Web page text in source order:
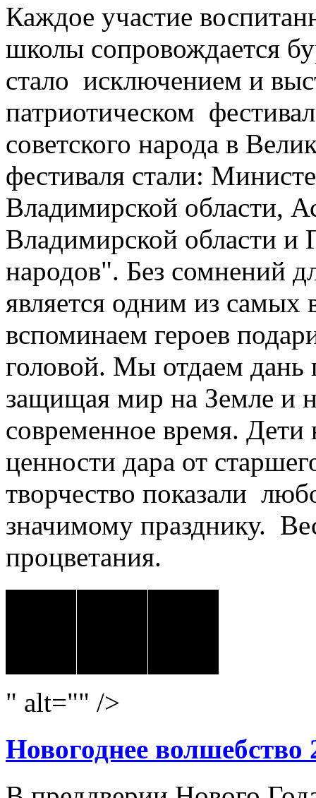
Каждое участие
школы сопровождается
стало исключением и
патриотическом
советского народа в
фестиваля стали:
Владимирской области,
Владимирской области
народов". Без сомнений
является одним из
вспоминаем героев
головой. Мы отдаем дань
защищая мир на Земле и
современное время.
ценности дара от
творчество показали
значимому празднику.
процветания.
" alt="" />
Новогоднее волшебство